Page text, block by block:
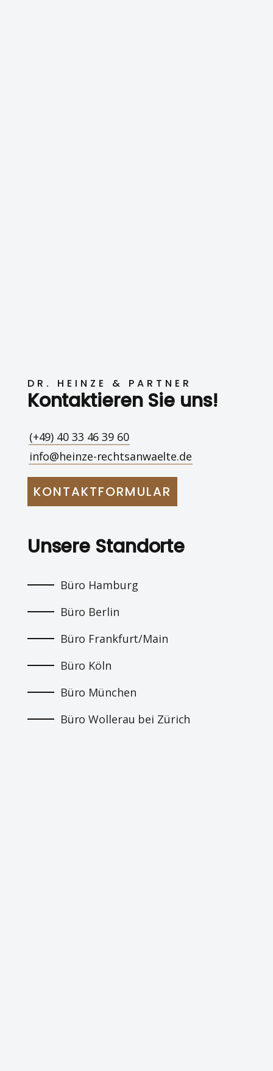
DR. HEINZE & PARTNER
Kontaktieren Sie uns!
(+49) 40 33 46 39 60
info@heinze-rechtsanwaelte.de
KONTAKTFORMULAR
Unsere Standorte
Büro Hamburg
Büro Berlin
Büro Frankfurt/Main
Büro Köln
Büro München
Büro Wollerau bei Zürich